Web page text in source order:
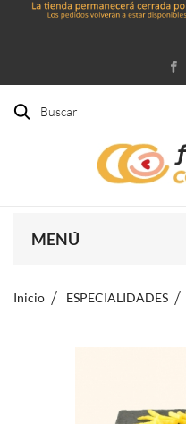
Buscar
MENÚ
Inicio ESPECIALIDADES